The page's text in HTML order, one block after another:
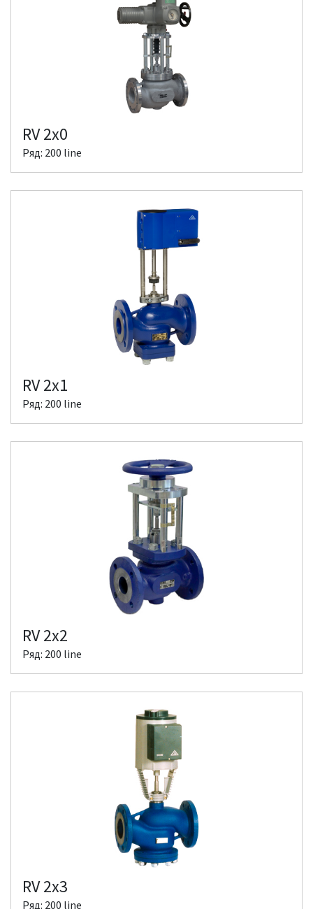
RV 2x0
Ряд: 200 line
RV 2x1
Ряд: 200 line
RV 2x2
Ряд: 200 line
RV 2x3
Ряд: 200 line